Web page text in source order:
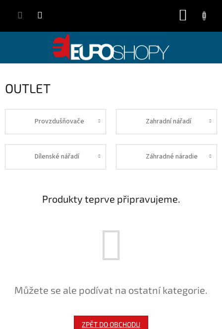
OUTLET
Provzdušňovače Zahradní nářadí
Dílenské nářadí Záhradné náradie
Produkty teprve připravujeme.
Můžete se ale podívat na ostatní kategorie.
ZPĚT DO OBCHODU